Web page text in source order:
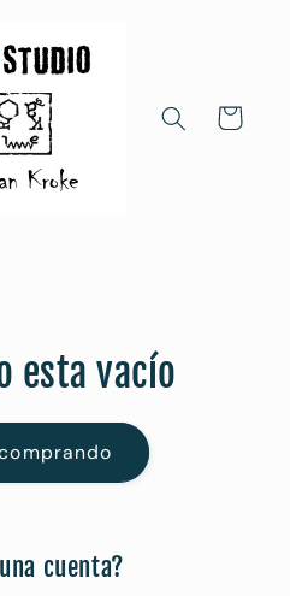
Carrito
esta vacío
cuenta?